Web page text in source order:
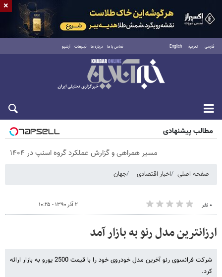
فارسی العربية English تماس با ما درباره ما تبلیغات آرشیو
پنجشنبه ۱۵ مرداد ۱۴۰۵
مطالب پیشنهادی
مسیر همراهی و گزارش عملکرد گروه اسنپ در ۱۴۰۴
صفحه اصلی اخبار اقتصادی جهان
۰ نفر ۲ آذر ۱۳۹۰ - ۱۰:۲۵
ارزانترین مدل رنو به بازار آمد
شرکت فرانسوی رنو آخرین مدل خودروی خود را با قیمت 2500 یورو به بازار ارائه
کرد.
×